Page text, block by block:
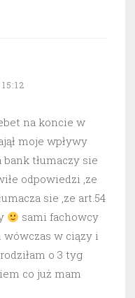
na koncie w
moje wpływy
tłumaczy sie
odpowiedzi ,ze
sie ,ze art.54
sami fachowcy
wówczas w ciązy i
o 3 tyg
co już mam